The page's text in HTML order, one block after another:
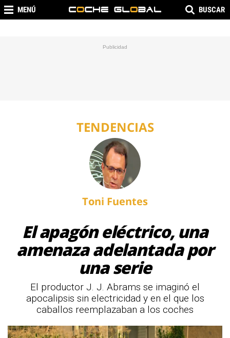
MENÚ BUSCAR
TENDENCIAS
Toni Fuentes
El apagón eléctrico, una
amenaza adelantada por
una serie
El productor J. J. Abrams se imaginó el
apocalipsis sin electricidad y en el que los
caballos reemplazaban a los coches